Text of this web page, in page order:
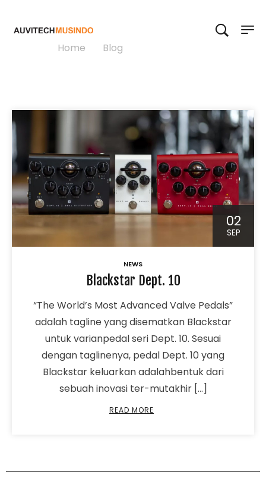
Home Blog
02
SEP
NEWS
Blackstar Dept. 10
“The World’s Most Advanced Valve Pedals”
adalah tagline yang disematkan Blackstar
untuk varianpedal seri Dept. 10. Sesuai
dengan taglinenya, pedal Dept. 10 yang
Blackstar keluarkan adalahbentuk dari
sebuah inovasi ter-mutakhir […]
READ MORE